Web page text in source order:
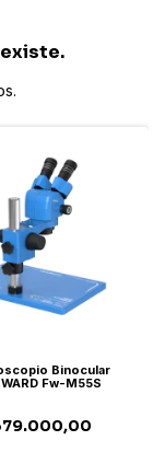
existe.
Binocular
Fw-M55S